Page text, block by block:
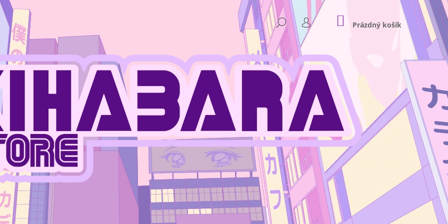
HLEDAT
PŘIHLÁŠENÍ
NÁKUPNÍ
KOŠÍK
Prázdný košík
CO POTŘEBUJETE NAJÍT?
HLEDAT
DOPORUČUJEME
KAISEN - MEGUMI FUSHIGURO ONE PIECE - MONKEY D. LUFFY GEAR 4